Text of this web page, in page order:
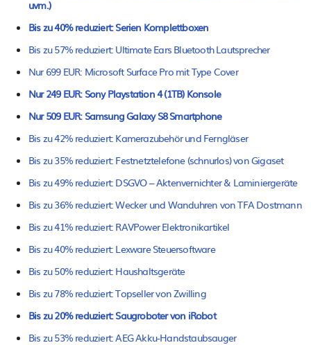
uvm.)
Bis zu 40% reduziert: Serien Komplettboxen
Bis zu 57% reduziert: Ultimate Ears Bluetooth Lautsprecher
Nur 699 EUR: Microsoft Surface Pro mit Type Cover
Nur 249 EUR: Sony Playstation 4 (1TB) Konsole
Nur 509 EUR: Samsung Galaxy S8 Smartphone
Bis zu 42% reduziert: Kamerazubehör und Ferngläser
Bis zu 35% reduziert: Festnetztelefone (schnurlos) von Gigaset
Bis zu 49% reduziert: DSGVO – Aktenvernichter & Laminiergeräte
Bis zu 36% reduziert: Wecker und Wanduhren von TFA Dostmann
Bis zu 41% reduziert: RAVPower Elektronikartikel
Bis zu 40% reduziert: Lexware Steuersoftware
Bis zu 50% reduziert: Haushaltsgeräte
Bis zu 78% reduziert: Topseller von Zwilling
Bis zu 20% reduziert: Saugroboter von iRobot
Bis zu 53% reduziert: AEG Akku-Handstaubsauger